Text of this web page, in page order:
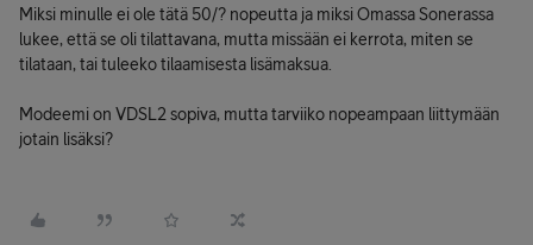
Miksi minulle ei ole tätä 50/? nopeutta ja miksi Omassa Sonerassa
lukee, että se oli tilattavana, mutta missään ei kerrota, miten se
tilataan, tai tuleeko tilaamisesta lisämaksua.
Modeemi on VDSL2 sopiva, mutta tarviiko nopeampaan liittymään
jotain lisäksi?